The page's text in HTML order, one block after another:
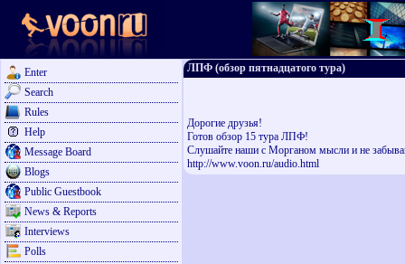
Enter
Search
Rules
Help
Message Board
Blogs
Public Guestbook
News & Reports
Interviews
Polls
ЛПФ (обзор пятнадцатого тура)
Дорогие друзья!
Готов обзор 15 тура ЛПФ!
Слушайте наши с Морганом мысли и не
http://www.voon.ru/audio.html